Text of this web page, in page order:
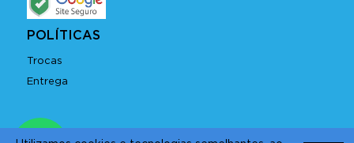
POLÍTICAS
Trocas
Entrega
Copyright © 2026 GENGIBRÃO